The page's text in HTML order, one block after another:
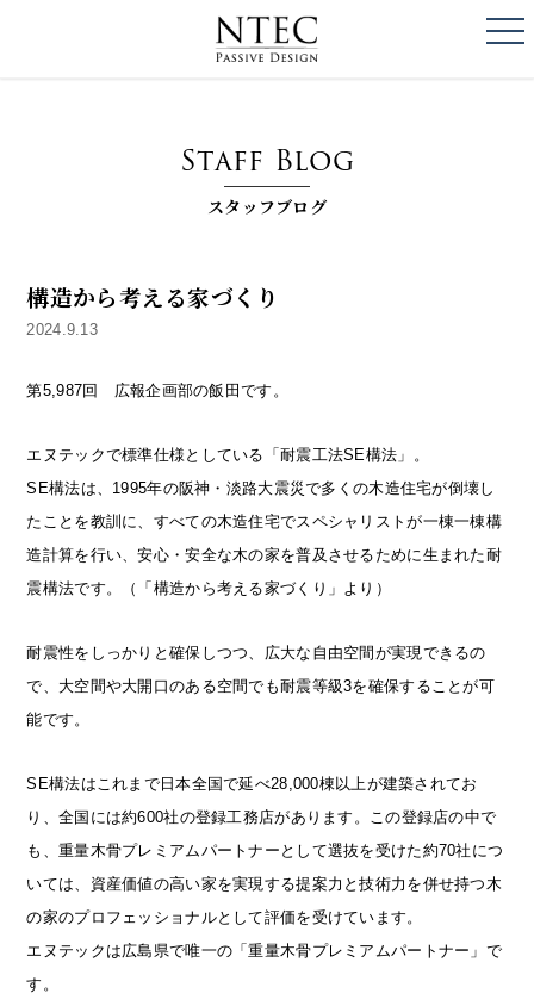
Staff Blog
スタッフブログ
構造から考える家づくり
2024.9.13
第5,987回 広報企画部の飯田です。
エヌテックで標準仕様としている「耐震工法SE構法」。
SE構法は、1995年の阪神・淡路大震災で多くの木造住宅が倒壊し
たことを教訓に、すべての木造住宅でスペシャリストが一棟一棟構
造計算を行い、安心・安全な木の家を普及させるために生まれた耐
震構法です。（「構造から考える家づくり」より）
耐震性をしっかりと確保しつつ、広大な自由空間が実現できるの
で、大空間や大開口のある空間でも耐震等級3を確保することが可
能です。
SE構法はこれまで日本全国で延べ28,000棟以上が建築されてお
り、全国には約600社の登録工務店があります。この登録店の中で
も、重量木骨プレミアムパートナーとして選抜を受けた約70社につ
いては、資産価値の高い家を実現する提案力と技術力を併せ持つ木
の家のプロフェッショナルとして評価を受けています。
エヌテックは広島県で唯一の「重量木骨プレミアムパートナー」で
す。